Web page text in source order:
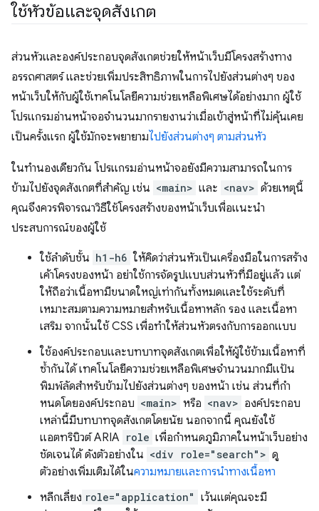
ใช้หัวข้อและจุดสังเกต
ส่วนหัวและองค์ประกอบจุดสังเกตช่วยให้หน้าเว็บมีโครงสร้างทาง
อรรถศาสตร์ และช่วยเพิ่มประสิทธิภาพในการไปยังส่วนต่างๆ ของ
หน้าเว็บให้กับผู้ใช้เทคโนโลยีความช่วยเหลือพิเศษได้อย่างมาก ผู้ใช้
โปรแกรมอ่านหน้าจอจํานวนมากรายงานว่าเมื่อเข้าสู่หน้าที่ไม่คุ้นเคย
เป็นครั้งแรก ผู้ใช้มักจะพยายามไปยังส่วนต่างๆ ตามส่วนหัว
ในทำนองเดียวกัน โปรแกรมอ่านหน้าจอยังมีความสามารถในการ
ข้ามไปยังจุดสังเกตที่สำคัญ เช่น <main> และ <nav> ด้วยเหตุนี้
คุณจึงควรพิจารณาวิธีใช้โครงสร้างของหน้าเว็บเพื่อแนะนํา
ประสบการณ์ของผู้ใช้
ใช้ลําดับชั้น h1-h6 ให้คิดว่าส่วนหัวเป็นเครื่องมือในการสร้าง
เค้าโครงของหน้า อย่าใช้การจัดรูปแบบส่วนหัวที่มีอยู่แล้ว แต่
ให้ถือว่าเนื้อหามีขนาดใหญ่เท่ากันทั้งหมดและใช้ระดับที่
เหมาะสมตามความหมายสำหรับเนื้อหาหลัก รอง และเนื้อหา
เสริม จากนั้นใช้ CSS เพื่อทําให้ส่วนหัวตรงกับการออกแบบ
ใช้องค์ประกอบและบทบาทจุดสังเกตเพื่อให้ผู้ใช้ข้ามเนื้อหาที่
ซ้ำกันได้ เทคโนโลยีความช่วยเหลือพิเศษจํานวนมากมีแป้น
พิมพ์ลัดสําหรับข้ามไปยังส่วนต่างๆ ของหน้า เช่น ส่วนที่กํา
หนดโดยองค์ประกอบ <main> หรือ <nav> องค์ประกอบ
เหล่านี้มีบทบาทจุดสังเกตโดยนัย นอกจากนี้ คุณยังใช้
แอตทริบิวต์ ARIA role เพื่อกำหนดภูมิภาคในหน้าเว็บอย่าง
ชัดเจนได้ ดังตัวอย่างใน <div role="search"> ดู
ตัวอย่างเพิ่มเติมได้ในความหมายและการนำทางเนื้อหา
หลีกเลี่ยง role="application" เว้นแต่คุณจะมี